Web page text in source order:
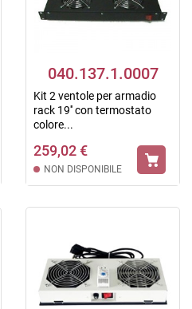
040.137.1.0007
Kit 2 ventole per armadio
rack 19'' con termostato
colore...
259,02 €
NON DISPONIBILE